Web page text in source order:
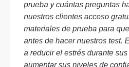
prueba y cuántas preguntas
nuestros clientes acceso
materiales de prueba para
antes de hacer nuestros test.
a reducir el estrés durante
aumentar sus niveles de